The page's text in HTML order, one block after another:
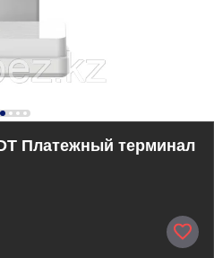
Платежный терминал